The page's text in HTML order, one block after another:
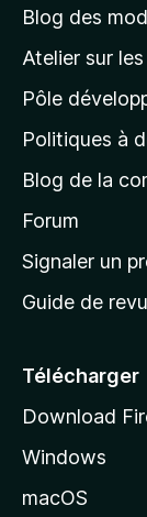
l
p
a
g
d
a
c
e
l
d
Blog des
Atelier sur
Pôle
Politiques à
Blog de la
Forum
Signaler un
Guide de
Télécharger
Download
Windows
macOS